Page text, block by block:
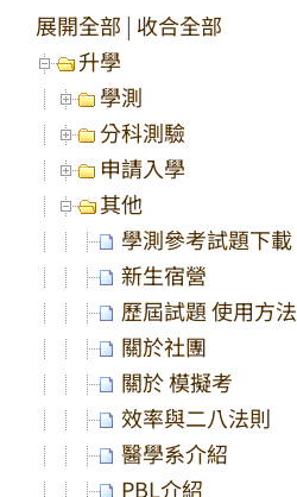
展開全部 | 收合全部
升學
學測
分科測驗
申請入學
其他
學測參考試題下載
新生宿營
歷屆試題 使用方法
關於社團
關於 模擬考
效率與二八法則
醫學系介紹
PBL介紹